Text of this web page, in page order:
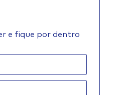
e fique por dentro